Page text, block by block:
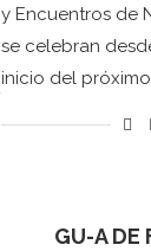
y Encuentros de
se celebran
inicio del
GU-A DE